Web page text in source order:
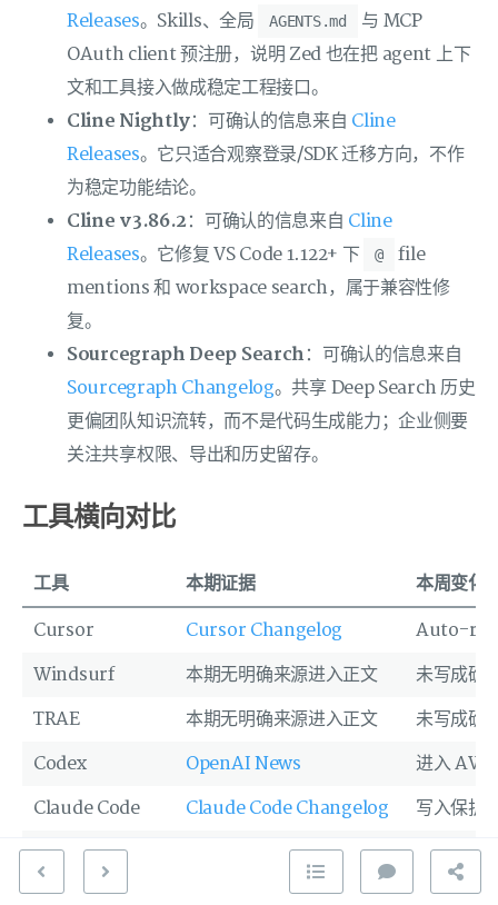
Releases。Skills、全局 AGENTS.md
与 MCP
OAuth client 预注册，说明 Zed 也在把 agent 上下
文和工具接入做成稳定工程接口。
Cline Nightly：可确认的信息来自 Cline
Releases。它只适合观察登录/SDK 迁移方向，不作
为稳定功能结论。
Cline v3.86.2 ：可确认的信息来自 Cline
Releases。它修复 VS Code 1.122+ 下 @
file
mentions 和 workspace search，属于兼容性修
复。
Sourcegraph Deep Search ：可确认的信息来自
Sourcegraph Changelog。共享 Deep Search 历史
更偏团队知识流转，而不是代码生成能力；企业侧要
关注共享权限、导出和历史留存。
工具横向对比
工具 本期证据 本周变化
Cursor Cursor Changelog
Auto-
Windsurf
本期无明确来源进入正文
未写成确
TRAE
本期无明确来源进入正文
未写成确
Codex
OpenAI News
进入
Claude Code
Claude Code Changelog
写入保护
GitHub Copilot
本期无明确来源进入正文
未写成确
Qoder
本期无明确来源进入正文 未写成确